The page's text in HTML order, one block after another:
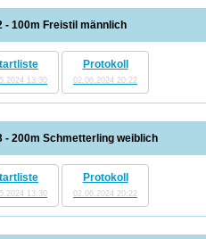
- 100m Freistil männlich
13:30
Protokoll
02.06.2024 20:22
- 200m Schmetterling weiblich
13:30
Protokoll
02.06.2024 20:22